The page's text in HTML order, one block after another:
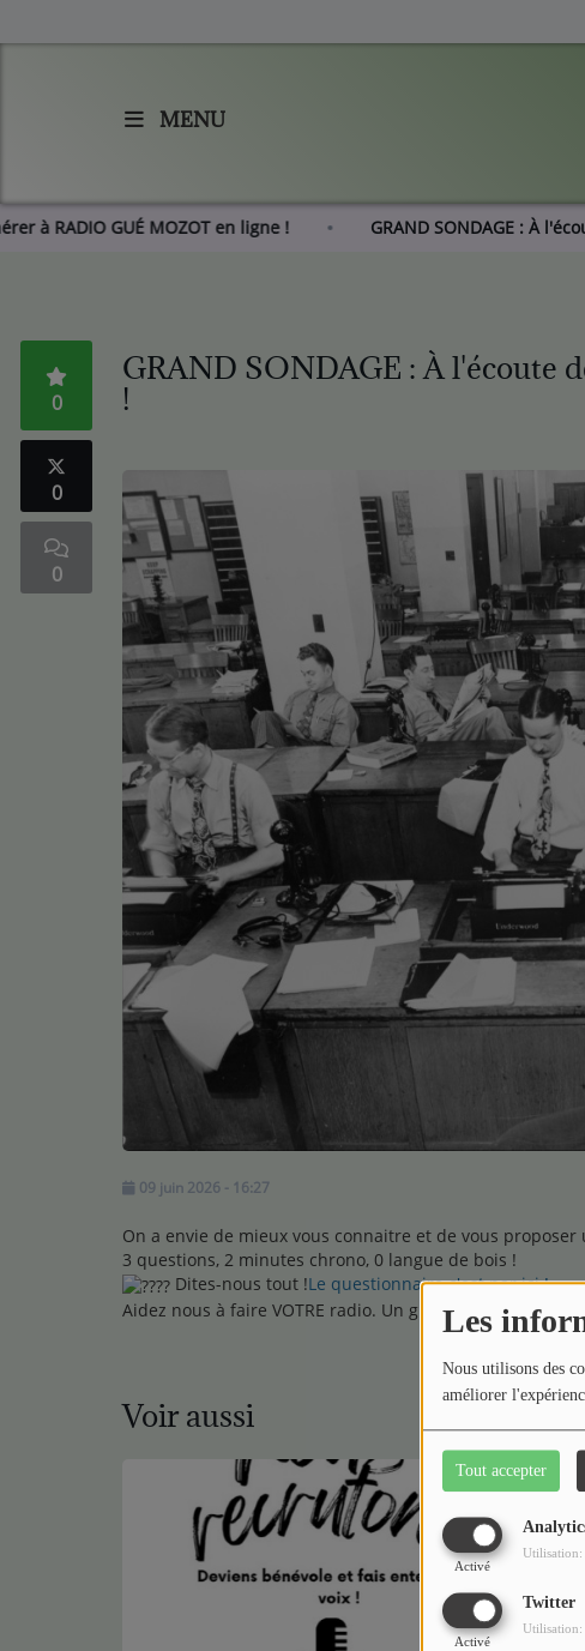
Les
Nous utilisons des
améliorer
Tout accepter
Activé
Utilisation:
Twitter
Activé
Utilisation:
MENU
Adhérer à RADIO GUÉ MOZOT en ligne ! GRAND SONDAGE
Agenda
Radio
Emissions
Equipes
Médias
Jeux Concours
GRAND SONDAGE : À l'écoute
!
0
0
0
09 juin 2026 - 16:27
On a envie de mieux vous connaitre et de vous proposer
3 questions, 2 minutes chrono, 0 langue de bois !
Dites-nous tout !Le questionnaire c'est par ici !
Aidez nous à faire VOTRE radio. Un grand merci pour
Voir aussi